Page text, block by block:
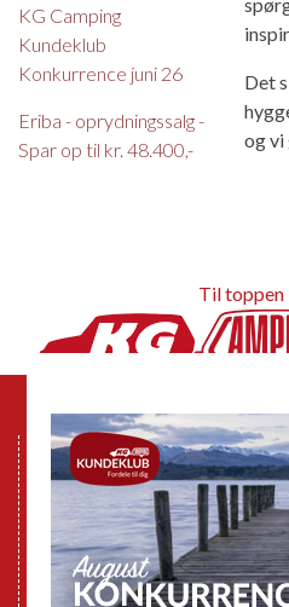
KG Camping
Kundeklub
Konkurrence juni 26
Eriba - oprydningssalg -
Spar op til kr. 48.400,-
Det
og vi
Til toppen
Mønten 6
6000 Kolding
Tlf.: 76332080
Email:info@kg-camping.dk